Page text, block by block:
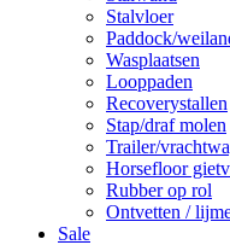
Stalvloer
Paddock/
Wasplaatsen
Looppaden
Recoverystallen
Stap/draf molen
Trailer/
Horsefloor
Rubber op rol
Ontvetten /
Sale